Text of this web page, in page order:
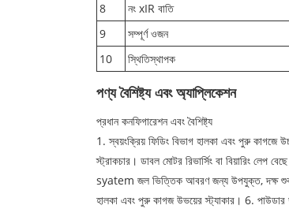
8
নং xIR বাতি
9
সম্পূর্ণ ওজন
10
স্থিতিস্থাপক
পণ্য বৈশিষ্ট্য এবং অ্যাপ্লিকেশন
প্রধান কনফিগারেশন এবং বৈশিষ্ট্য
1. স্বয়ংক্রিয় ফিডিং বিভাগ হালকা এবং পুরু কাগজে
স্ট্রাকচার। ডাবল মোটর রিভার্সিং বা বিয়ারিং লেপ
syatem জল ভিত্তিক আবরণ জন্য উপযুক্ত, দক্ষ
হালকা এবং পুরু কাগজ উভয়ের স্ট্যাকার। 6.